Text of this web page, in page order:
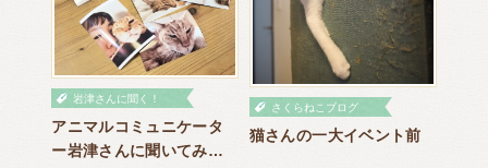
岩津さんに聞く！
アニマルコミュニケータ
ー岩津さんに聞いてみよ
さくらねこブログ
猫さんの一大イベント前